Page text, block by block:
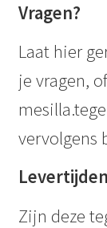
Vragen?
Laat hier
je vragen,
vervolgens
Levertijden
Zijn deze